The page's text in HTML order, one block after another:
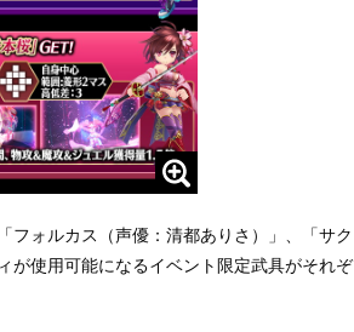
ォルカス（声優：清都ありさ）」、「サク
が使用可能になるイベント限定武具がそれぞ